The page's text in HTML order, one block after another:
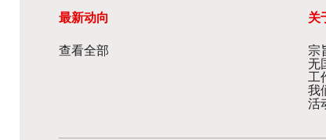
最新动向
查看全部
关
宗
无
工
我
活